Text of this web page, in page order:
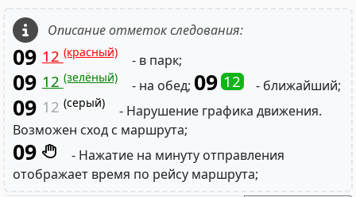
Описание отметок следования:
09 12(красный) - в парк;
09 12(зелёный) - на обед; 09 12 - ближайший;
09 12 (серый)
- Нарушение графика движения.
Возможен сход с маршрута;
09
- Нажатие на минуту отправления
отображает время по рейсу маршрута;